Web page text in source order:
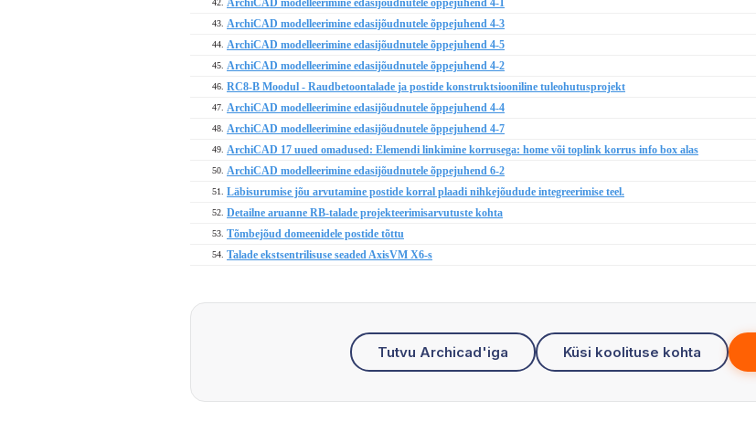
42. ArchiCAD modelleerimine edasijõudnutele õppejuhend 4-1
43. ArchiCAD modelleerimine edasijõudnutele õppejuhend 4-3
44. ArchiCAD modelleerimine edasijõudnutele õppejuhend 4-5
45. ArchiCAD modelleerimine edasijõudnutele õppejuhend 4-2
46. RC8-B Moodul - Raudbetoontalade ja postide konstruktsiooniline tuleohutusprojekt
47. ArchiCAD modelleerimine edasijõudnutele õppejuhend 4-4
48. ArchiCAD modelleerimine edasijõudnutele õppejuhend 4-7
49. ArchiCAD 17 uued omadused: Elemendi linkimine korrusega: home või toplink korrus info box alas
50. ArchiCAD modelleerimine edasijõudnutele õppejuhend 6-2
51. Läbisurumise jõu arvutamine postide korral plaadi nihkejõudude integreerimise teel.
52. Detailne aruanne RB-talade projekteerimisarvutuste kohta
53. Tõmbejõud domeenidele postide tõttu
54. Talade ekstsentrilisuse seaded AxisVM X6-s
Tutvu Archicad'iga Küsi koolituse kohta